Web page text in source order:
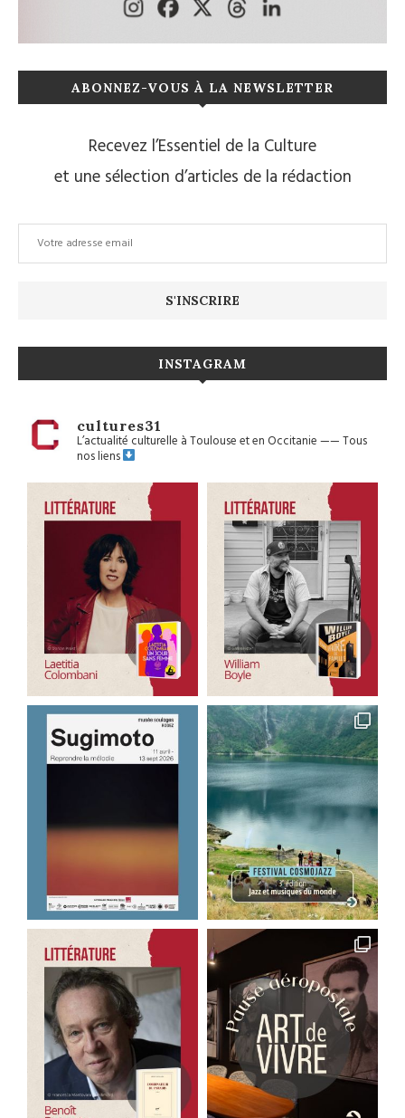
ABONNEZ-VOUS À LA NEWSLETTER
Recevez l’Essentiel de la Culture
et une sélection d’articles de la rédaction
INSTAGRAM
cultures31
L’actualité culturelle à Toulouse et en Occitanie——Tous
nos liens